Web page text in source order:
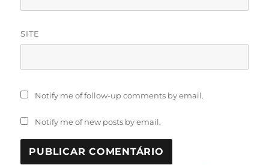
SITE
Notify me of follow-up comments by email.
Notify me of new posts by email.